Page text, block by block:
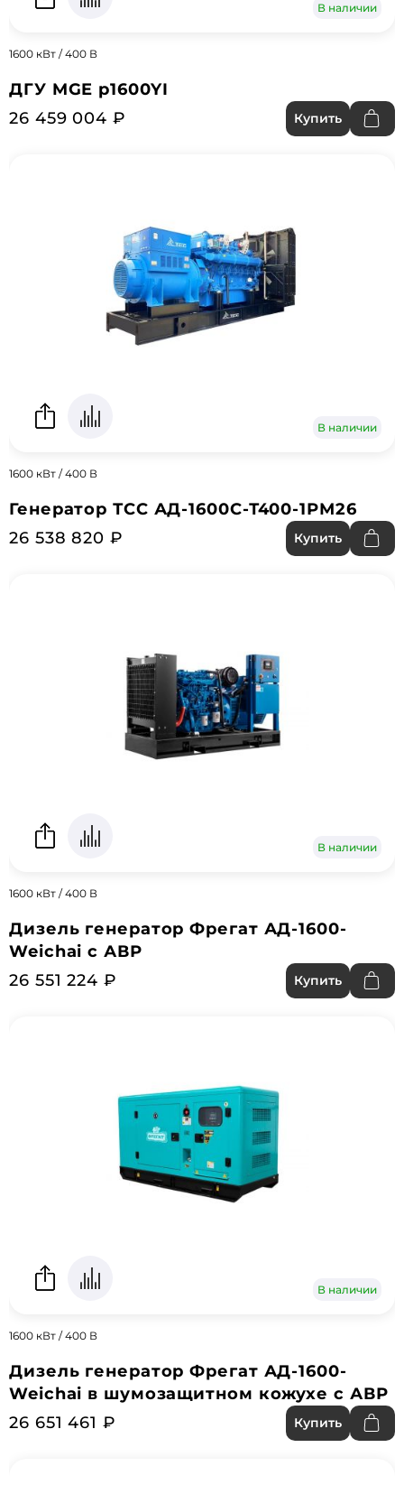
В наличии
1600 кВт / 400 В
ДГУ MGE p1600YI
26 459 004 ₽
Купить
В наличии
1600 кВт / 400 В
Генератор ТСС АД-1600С-Т400-1РМ26
26 538 820 ₽
Купить
В наличии
1600 кВт / 400 В
Дизель генератор Фрегат АД-1600-
Weichai с АВР
26 551 224 ₽
Купить
В наличии
1600 кВт / 400 В
Дизель генератор Фрегат АД-1600-
Weichai в шумозащитном кожухе с АВР
26 651 461 ₽
Купить